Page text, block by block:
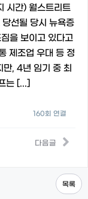
시간) 월스트리트
선될 당시 뉴욕증
을 보이고 있다고
제조업 우대 등 정
만, 4년 임기 중 최
는 [...]
160회 연결
다음글
목록